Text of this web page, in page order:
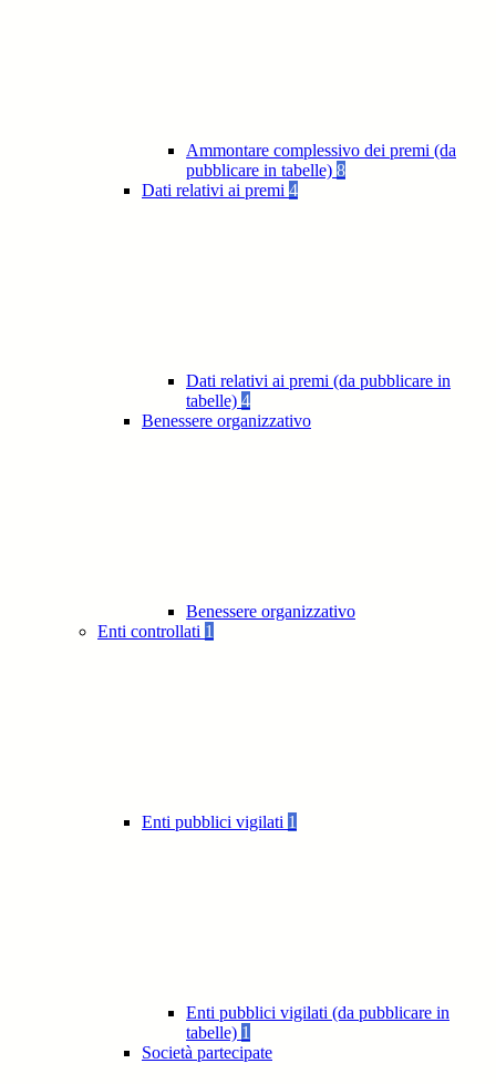
Ammontare complessivo dei premi (da
pubblicare in tabelle) 8
Dati relativi ai premi 4
Dati relativi ai premi (da pubblicare in
tabelle) 4
Benessere organizzativo
Benessere organizzativo
Enti controllati 1
Enti pubblici vigilati 1
Enti pubblici vigilati (da pubblicare in
tabelle) 1
Società partecipate